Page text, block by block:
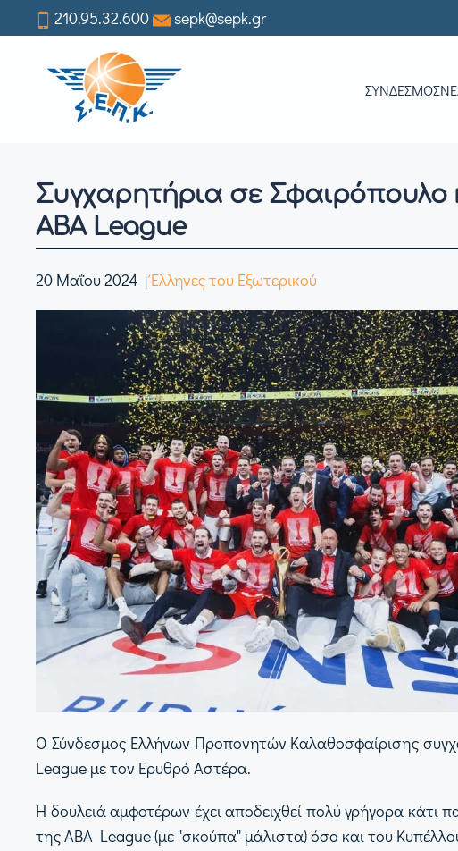
to
content
210.95.32.600 sepk@sepk.gr
ΣΥΝΔΕΣΜΟΣ
Συγχαρητήρια σε Σφαιρόπουλο
ABA League
20 Μαΐου 2024 |Έλληνες του Εξωτερικού
Ο Σύνδεσμος Ελλήνων Προπονητών Καλαθοσφαίρισης
League με τον Ερυθρό Αστέρα.
Η δουλειά αμφοτέρων έχει αποδειχθεί πολύ γρήγορα
της ABA League (με "σκούπα" μάλιστα) όσο και του